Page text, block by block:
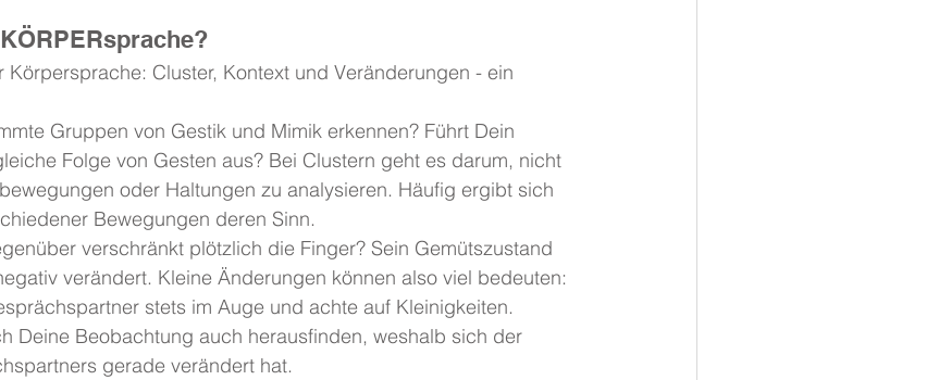
Körpersprache: Cluster, Kontext und Veränderungen - ein
Gruppen von Gestik und Mimik erkennen? Führt Dein
Folge von Gesten aus? Bei Clustern geht es darum, nicht
oder Haltungen zu analysieren. Häufig ergibt sich
Bewegungen deren Sinn.
verschränkt plötzlich die Finger? Sein Gemütszustand
verändert. Kleine Änderungen können also viel bedeuten:
stets im Auge und achte auf Kleinigkeiten.
Deine Beobachtung auch herausfinden, weshalb sich der
gerade verändert hat.